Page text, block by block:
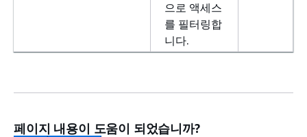
으로 액세스
를 필터링합
니다.
페이지 내용이 도움이 되었습니까?